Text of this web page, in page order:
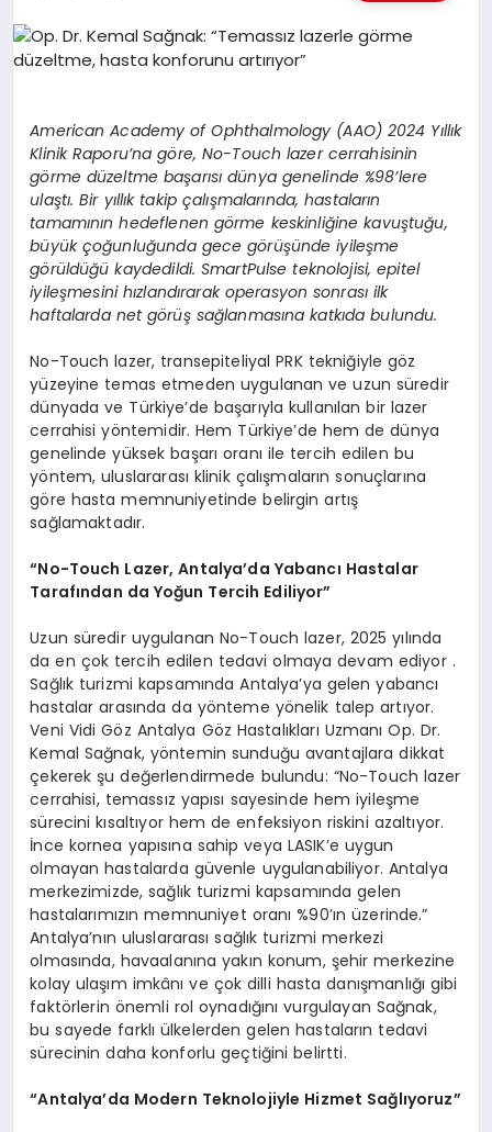
American Academy of Ophthalmology (AAO) 2024 Yıllık
Klinik Raporu’na göre, No-Touch lazer cerrahisinin
görme düzeltme başarısı dünya genelinde %98’lere
ulaştı. Bir yıllık takip çalışmalarında, hastaların
tamamının hedeflenen görme keskinliğine kavuştuğu,
büyük çoğunluğunda gece görüşünde iyileşme
görüldüğü kaydedildi. SmartPulse teknolojisi, epitel
iyileşmesini hızlandırarak operasyon sonrası ilk
haftalarda net görüş sağlanmasına katkıda bulundu.
No-Touch lazer, transepiteliyal PRK tekniğiyle göz
yüzeyine temas etmeden uygulanan ve uzun süredir
dünyada ve Türkiye’de başarıyla kullanılan bir lazer
cerrahisi yöntemidir. Hem Türkiye’de hem de dünya
genelinde yüksek başarı oranı ile tercih edilen bu
yöntem, uluslararası klinik çalışmaların sonuçlarına
göre hasta memnuniyetinde belirgin artış
sağlamaktadır.
“No-Touch Lazer, Antalya’da Yabancı Hastalar
Tarafından da Yoğun Tercih Ediliyor”
Uzun süredir uygulanan No-Touch lazer, 2025 yılında
da en çok tercih edilen tedavi olmaya devam ediyor .
Sağlık turizmi kapsamında Antalya’ya gelen yabancı
hastalar arasında da yönteme yönelik talep artıyor.
Veni Vidi Göz Antalya Göz Hastalıkları Uzmanı Op. Dr.
Kemal Sağnak, yöntemin sunduğu avantajlara dikkat
çekerek şu değerlendirmede bulundu: “No-Touch lazer
cerrahisi, temassız yapısı sayesinde hem iyileşme
sürecini kısaltıyor hem de enfeksiyon riskini azaltıyor.
İnce kornea yapısına sahip veya LASIK’e uygun
olmayan hastalarda güvenle uygulanabiliyor. Antalya
merkezimizde, sağlık turizmi kapsamında gelen
hastalarımızın memnuniyet oranı %90’ın üzerinde.”
Antalya’nın uluslararası sağlık turizmi merkezi
olmasında, havaalanına yakın konum, şehir merkezine
kolay ulaşım imkânı ve çok dilli hasta danışmanlığı gibi
faktörlerin önemli rol oynadığını vurgulayan Sağnak,
bu sayede farklı ülkelerden gelen hastaların tedavi
sürecinin daha konforlu geçtiğini belirtti.
“Antalya’da Modern Teknolojiyle Hizmet Sağlıyoruz”